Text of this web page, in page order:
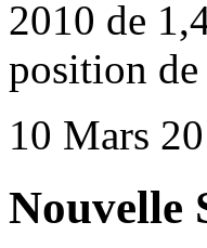
2010 de
position de
10 Mars
Nouvelle